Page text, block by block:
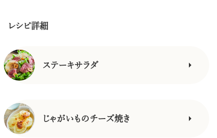
レシピ詳細
ステーキサラダ
じゃがいものチーズ焼き